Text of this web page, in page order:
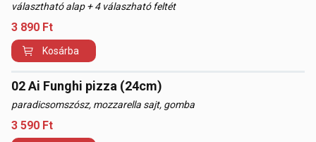
választható alap + 4 válaszható feltét
3 890 Ft
Kosárba
02 Ai Funghi pizza (24cm)
paradicsomszósz, mozzarella sajt, gomba
3 590 Ft